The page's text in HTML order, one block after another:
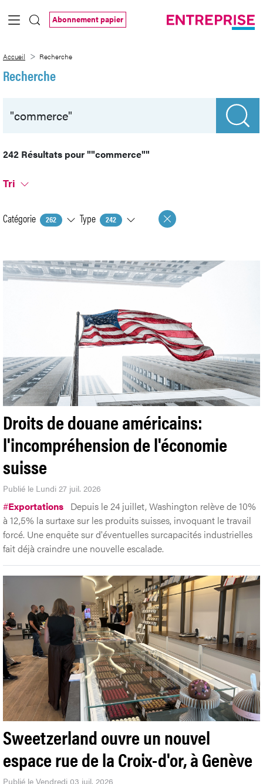
Saut au contenu principal
Abonnement papier
Accueil Recherche
Recherche
242 Résultats pour""commerce""
Tri
Catégorie 262 Type 242
Droits de douane américains:
l'incompréhension de l'économie
suisse
Publié le Lundi 27 juil. 2026
#Exportations Depuis le 24 juillet, Washington relève de 10%
à 12,5% la surtaxe sur les produits suisses, invoquant le travail
forcé. Une enquête sur d'éventuelles surcapacités industrielles
fait déjà craindre une nouvelle escalade.
Sweetzerland ouvre un nouvel
espace rue de la Croix-d'or, à Genève
Publié le Vendredi 03 juil. 2026